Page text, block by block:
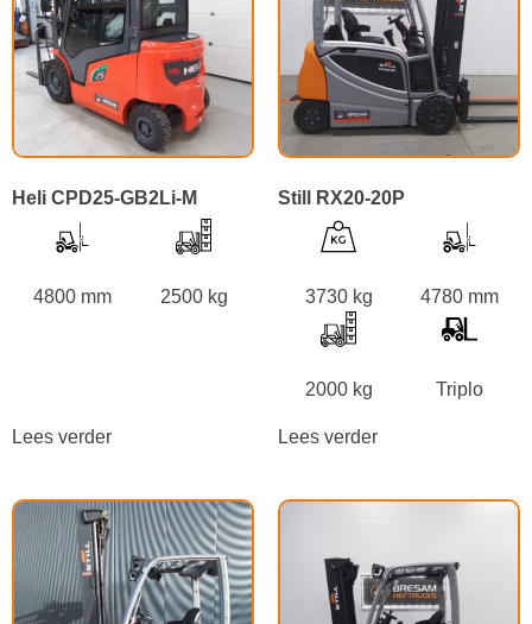
Heli CPD25-GB2Li-M
4800 mm 2500 kg
Lees verder
Still RX20-20P
3730 kg 4780 mm
2000 kg Triplo
Lees verder